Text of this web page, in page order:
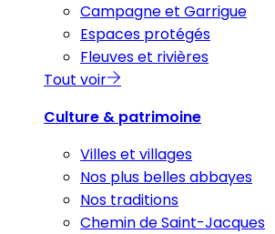
Campagne et Garrigue
Espaces protégés
Fleuves et rivières
Tout voir
Culture & patrimoine
Villes et villages
Nos plus belles abbayes
Nos traditions
Chemin de Saint-Jacques